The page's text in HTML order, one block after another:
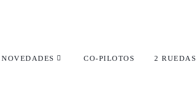
NOVEDADES CO-PILOTOS 2 RUEDAS